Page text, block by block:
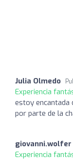
Julia Olmedo
Experiencia
estoy encantada
por parte de la
giovanni.wolfer
Experiencia